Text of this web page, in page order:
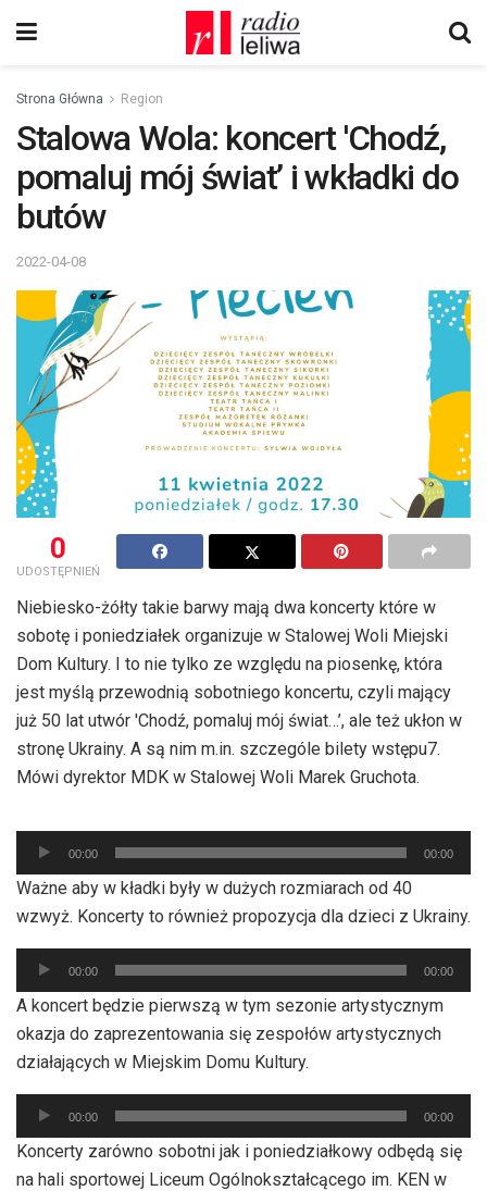
Strona Główna Region
Stalowa Wola: koncert 'Chodź,
pomaluj mój świat’ i wkładki do
butów
2022-04-08
0
UDOSTĘPNIEŃ
Niebiesko-żółty takie barwy mają dwa koncerty które w
sobotę i poniedziałek organizuje w Stalowej Woli Miejski
Dom Kultury. I to nie tylko ze względu na piosenkę, która
jest myślą przewodnią sobotniego koncertu, czyli mający
już 50 lat utwór 'Chodź, pomaluj mój świat…’, ale też ukłon w
stronę Ukrainy. A są nim m.in. szczególe bilety wstępu7.
Mówi dyrektor MDK w Stalowej Woli Marek Gruchota.
Odtwarzacz
plików
dźwiękowych
00:00 00:00
Ważne aby w kładki były w dużych rozmiarach od 40
wzwyż. Koncerty to również propozycja dla dzieci z Ukrainy.
Odtwarzacz
plików
dźwiękowych
00:00 00:00
A koncert będzie pierwszą w tym sezonie artystycznym
okazja do zaprezentowania się zespołów artystycznych
działających w Miejskim Domu Kultury.
Odtwarzacz
plików
dźwiękowych
00:00 00:00
Koncerty zarówno sobotni jak i poniedziałkowy odbędą się
na hali sportowej Liceum Ogólnokształcącego im. KEN w